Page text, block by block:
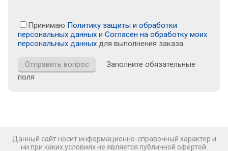
Принимаю Политику защиты и обработки
персональных данных и Согласен на обработку моих
персональных данных для выполнения заказа.
Заполните обязательные
поля
Данный сайт носит информационно-справочный характер и
ни при каких условиях не является публичной офертой.